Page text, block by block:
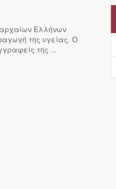
αρχαίων Ελλήνων
της υγείας. Ο
της ...